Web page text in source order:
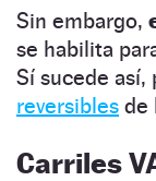
Sin embargo,
se habilita
Sí sucede
reversibles de
Carriles